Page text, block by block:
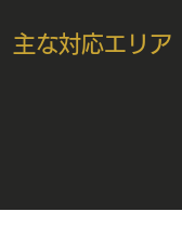
主な対応エリ